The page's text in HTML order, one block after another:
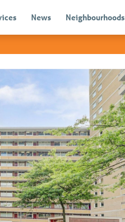
News Neighbourhoods